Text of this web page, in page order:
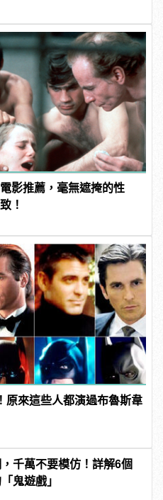
影推薦，毫無遮掩的性
！
原來這些人都演過布魯斯韋
千萬不要模仿！詳解6個
鬼遊戲」